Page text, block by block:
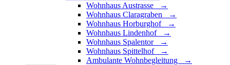
Wohnhaus Austrasse →
Wohnhaus Claragraben →
Wohnhaus Horburghof →
Wohnhaus Lindenhof →
Wohnhaus Spalentor →
Wohnhaus Spittelhof →
Ambulante Wohnbegleitung →